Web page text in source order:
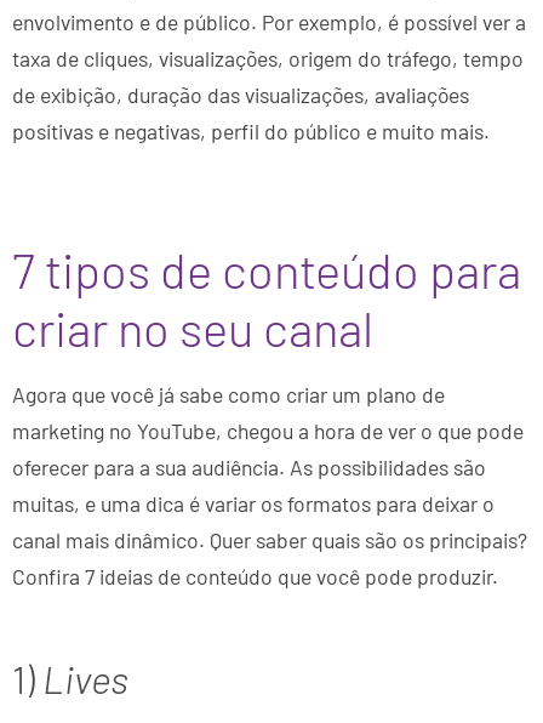
envolvimento e de público. Por exemplo, é possível ver a
taxa de cliques, visualizações, origem do tráfego, tempo
de exibição, duração das visualizações, avaliações
positivas e negativas, perfil do público e muito mais.
7 tipos de conteúdo para
criar no seu canal
Agora que você já sabe como criar um plano de
marketing no YouTube, chegou a hora de ver o que pode
oferecer para a sua audiência. As possibilidades são
muitas, e uma dica é variar os formatos para deixar o
canal mais dinâmico. Quer saber quais são os principais?
Confira 7 ideias de conteúdo que você pode produzir.
1) Lives